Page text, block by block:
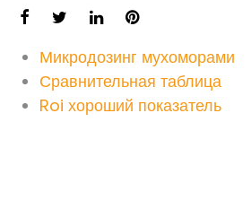
Микродозинг мухоморами
Сравнительная таблица
Roi хороший показатель